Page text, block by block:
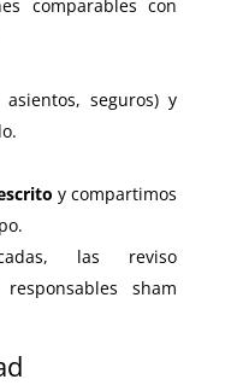
comparables con
seguros) y
y compartimos
las reviso
sham